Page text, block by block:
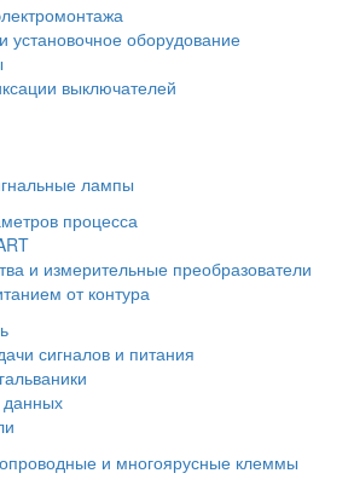
установочное оборудование
выключателей
лампы
процесса
и измерительные преобразователи
от контура
сигналов и питания
данных
и многоярусные клеммы